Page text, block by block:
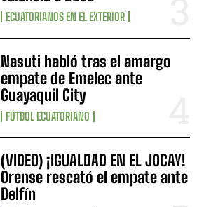
ECUATORIANOS EN EL EXTERIOR
Nasuti habló tras el amargo
empate de Emelec ante
Guayaquil City
FÚTBOL ECUATORIANO
(VIDEO) ¡IGUALDAD EN EL JOCAY!
Orense rescató el empate ante
Delfín